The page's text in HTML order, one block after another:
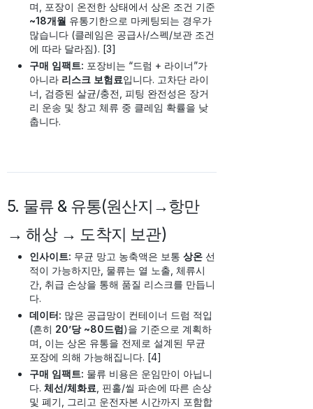
며, 포장이 온전한 상태에서 상온 조건 기준
~18개월 유통기한으로 마케팅되는 경우가
많습니다 (클레임은 공급사/스펙/보관 조건
에 따라 달라짐). [3]
구매 임팩트: 포장비는 “드럼 + 라이너”가
아니라 리스크 보험료입니다. 고차단 라이
너, 검증된 살균/충전, 피팅 완전성은 장거
리 운송 및 창고 체류 중 클레임 확률을 낮
춥니다.
5. 물류 & 유통(원산지→항만
→ 해상 → 도착지 보관)
인사이트: 무균 망고 농축액은 보통 상온 선
적이 가능하지만, 물류는 열 노출, 체류시
간, 취급 손상을 통해 품질 리스크를 만듭니
다.
데이터: 많은 공급망이 컨테이너 드럼 적입
(흔히 20’당 ~80드럼)을 기준으로 계획하
며, 이는 상온 유통을 전제로 설계된 무균
포장에 의해 가능해집니다. [4]
구매 임팩트: 물류 비용은 운임만이 아닙니
다. 체선/체화료 , 핀홀/씰 파손에 따른 손상
및 폐기, 그리고 운전자본 시간까지 포함합